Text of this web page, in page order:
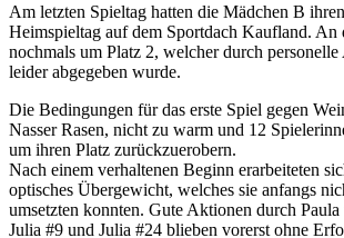
Am letzten Spieltag hatten die Mädchen B
Heimspieltag auf dem Sportdach Kaufland. An
nochmals um Platz 2, welcher durch
leider abgegeben wurde.
Die Bedingungen für das erste Spiel gegen
Nasser Rasen, nicht zu warm und 12
um ihren Platz zurückzuerobern.
Nach einem verhaltenen Beginn erarbeiteten
optisches Übergewicht, welches sie anfangs
umsetzten konnten. Gute Aktionen durch
Julia #9 und Julia #24 blieben vorerst ohne